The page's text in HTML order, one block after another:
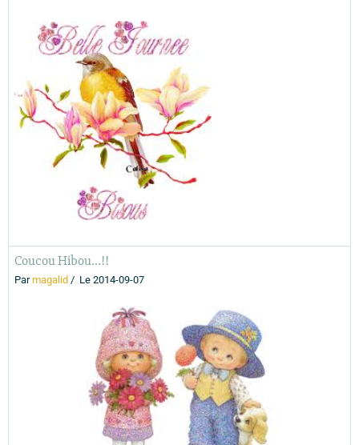
Coucou Hibou...!!
Parmagalid Le 2014-09-07